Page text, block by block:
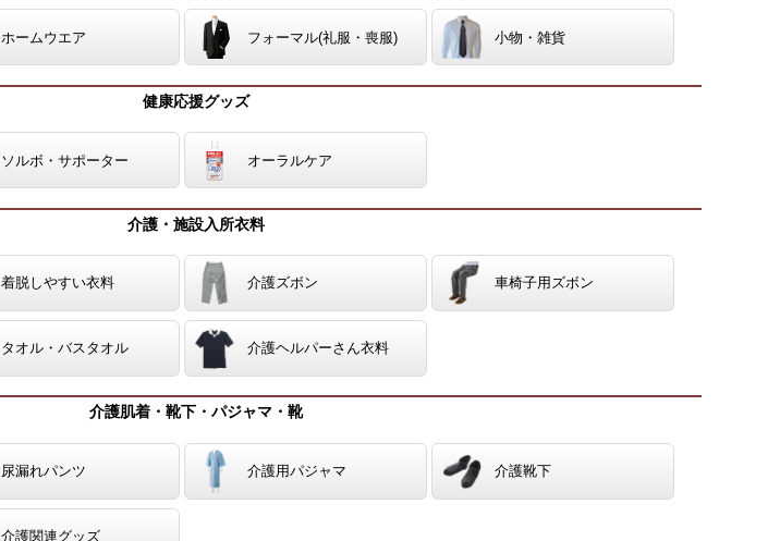
ホームウエア フォーマル(礼服・喪服) 小物・雑貨
健康応援グッズ
ソルボ・サポーター オーラルケア
介護・施設入所衣料
着脱しやすい衣料 介護ズボン 車椅子用ズボン
タオル・バスタオル 介護ヘルパーさん衣料
介護肌着・靴下・パジャマ・靴
尿漏れパンツ 介護用パジャマ 介護靴下
介護関連グッズ